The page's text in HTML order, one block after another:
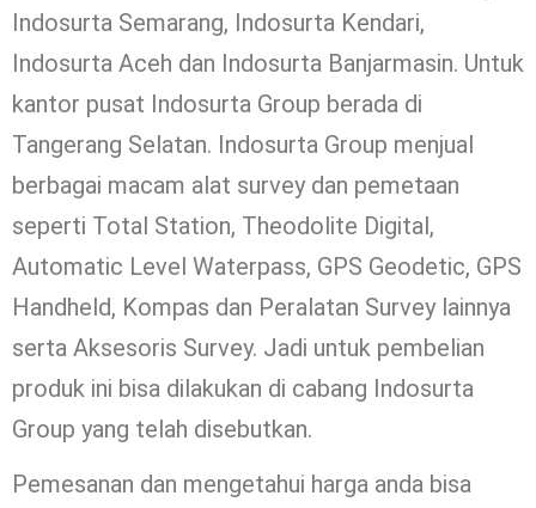
Indosurta Semarang, Indosurta Kendari,
Indosurta Aceh dan Indosurta Banjarmasin. Untuk
kantor pusat Indosurta Group berada di
Tangerang Selatan. Indosurta Group menjual
berbagai macam alat survey dan pemetaan
seperti Total Station, Theodolite Digital,
Automatic Level Waterpass, GPS Geodetic, GPS
Handheld, Kompas dan Peralatan Survey lainnya
serta Aksesoris Survey. Jadi untuk pembelian
produk ini bisa dilakukan di cabang Indosurta
Group yang telah disebutkan.
Pemesanan dan mengetahui harga anda bisa